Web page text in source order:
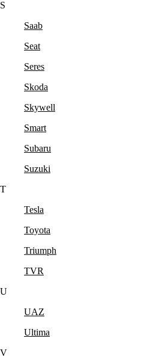
S
Saab
Seat
Seres
Skoda
Skywell
Smart
Subaru
Suzuki
T
Tesla
Toyota
Triumph
TVR
U
UAZ
Ultima
V